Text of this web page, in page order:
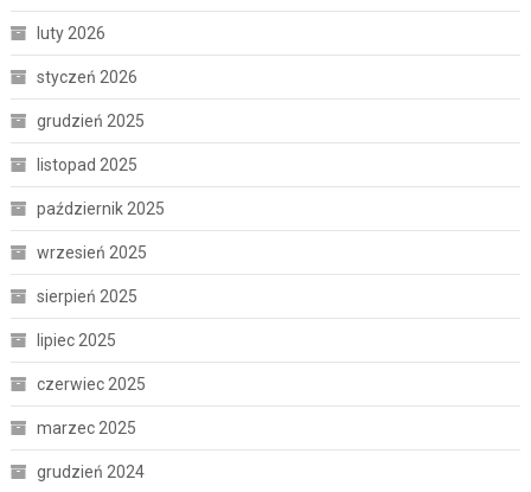
luty 2026
styczeń 2026
grudzień 2025
listopad 2025
październik 2025
wrzesień 2025
sierpień 2025
lipiec 2025
czerwiec 2025
marzec 2025
grudzień 2024